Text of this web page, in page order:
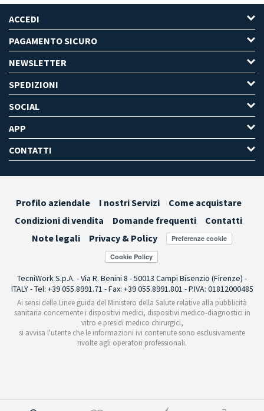
ACCEDI
PAGAMENTO SICURO
NEWSLETTER
SPEDIZIONI
SOCIAL
APP
CONTATTI
Profilo aziendale I nostri Servizi
Come acquistare
Condizioni di vendita
Domande frequenti
Contatti
Note legali
Privacy & Policy Preferenze cookie
TecniWork S.p.A. - Via R. Benini 8 - 50013 Campi Bisenzio (Firenze) -
ITALY - Tel: +39 055.8991.71 - Fax: +39 055.8991.801 - P.IVA: 01812000485
Ai sensi delle Linee guida del Ministero della Salute relative alla pubblicità
sanitaria concernente i dispositivi medici, dispositivi medico-diagnostici in
vitro e presidi medico chirurgici,
si avvisa l'utente che le informazioni ivi contenute sono esclusivamente
rivolte agli operatori professionali.